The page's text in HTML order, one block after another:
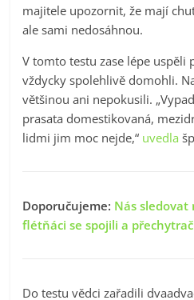
majitele upozornit, že mají
ale sami nedosáhnou.
V tomto testu zase lépe uspěli
vždycky spolehlivě domohli.
většinou ani nepokusili.
prasata domestikovaná,
lidmi jim moc nejde,“ uvedla
Doporučujeme: Nás
flétňáci se spojili a
Do testu vědci zařadili